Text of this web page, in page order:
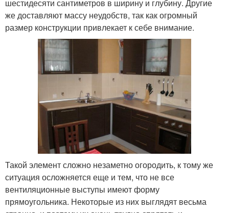
шестидесяти сантиметров в ширину и глубину. Другие
же доставляют массу неудобств, так как огромный
размер конструкции привлекает к себе внимание.
Такой элемент сложно незаметно огородить, к тому же
ситуация осложняется еще и тем, что не все
вентиляционные выступы имеют форму
прямоугольника. Некоторые из них выглядят весьма